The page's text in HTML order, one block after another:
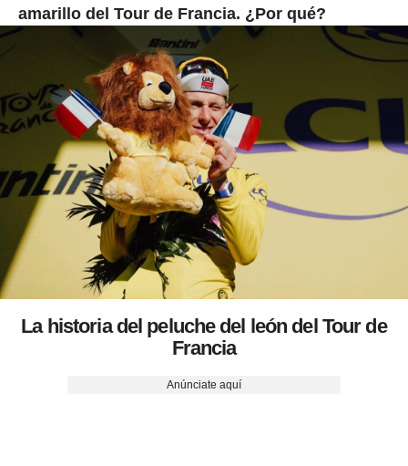
amarillo del Tour de Francia. ¿Por qué?
La historia del peluche del león del Tour de
Francia
Anúnciate aquí